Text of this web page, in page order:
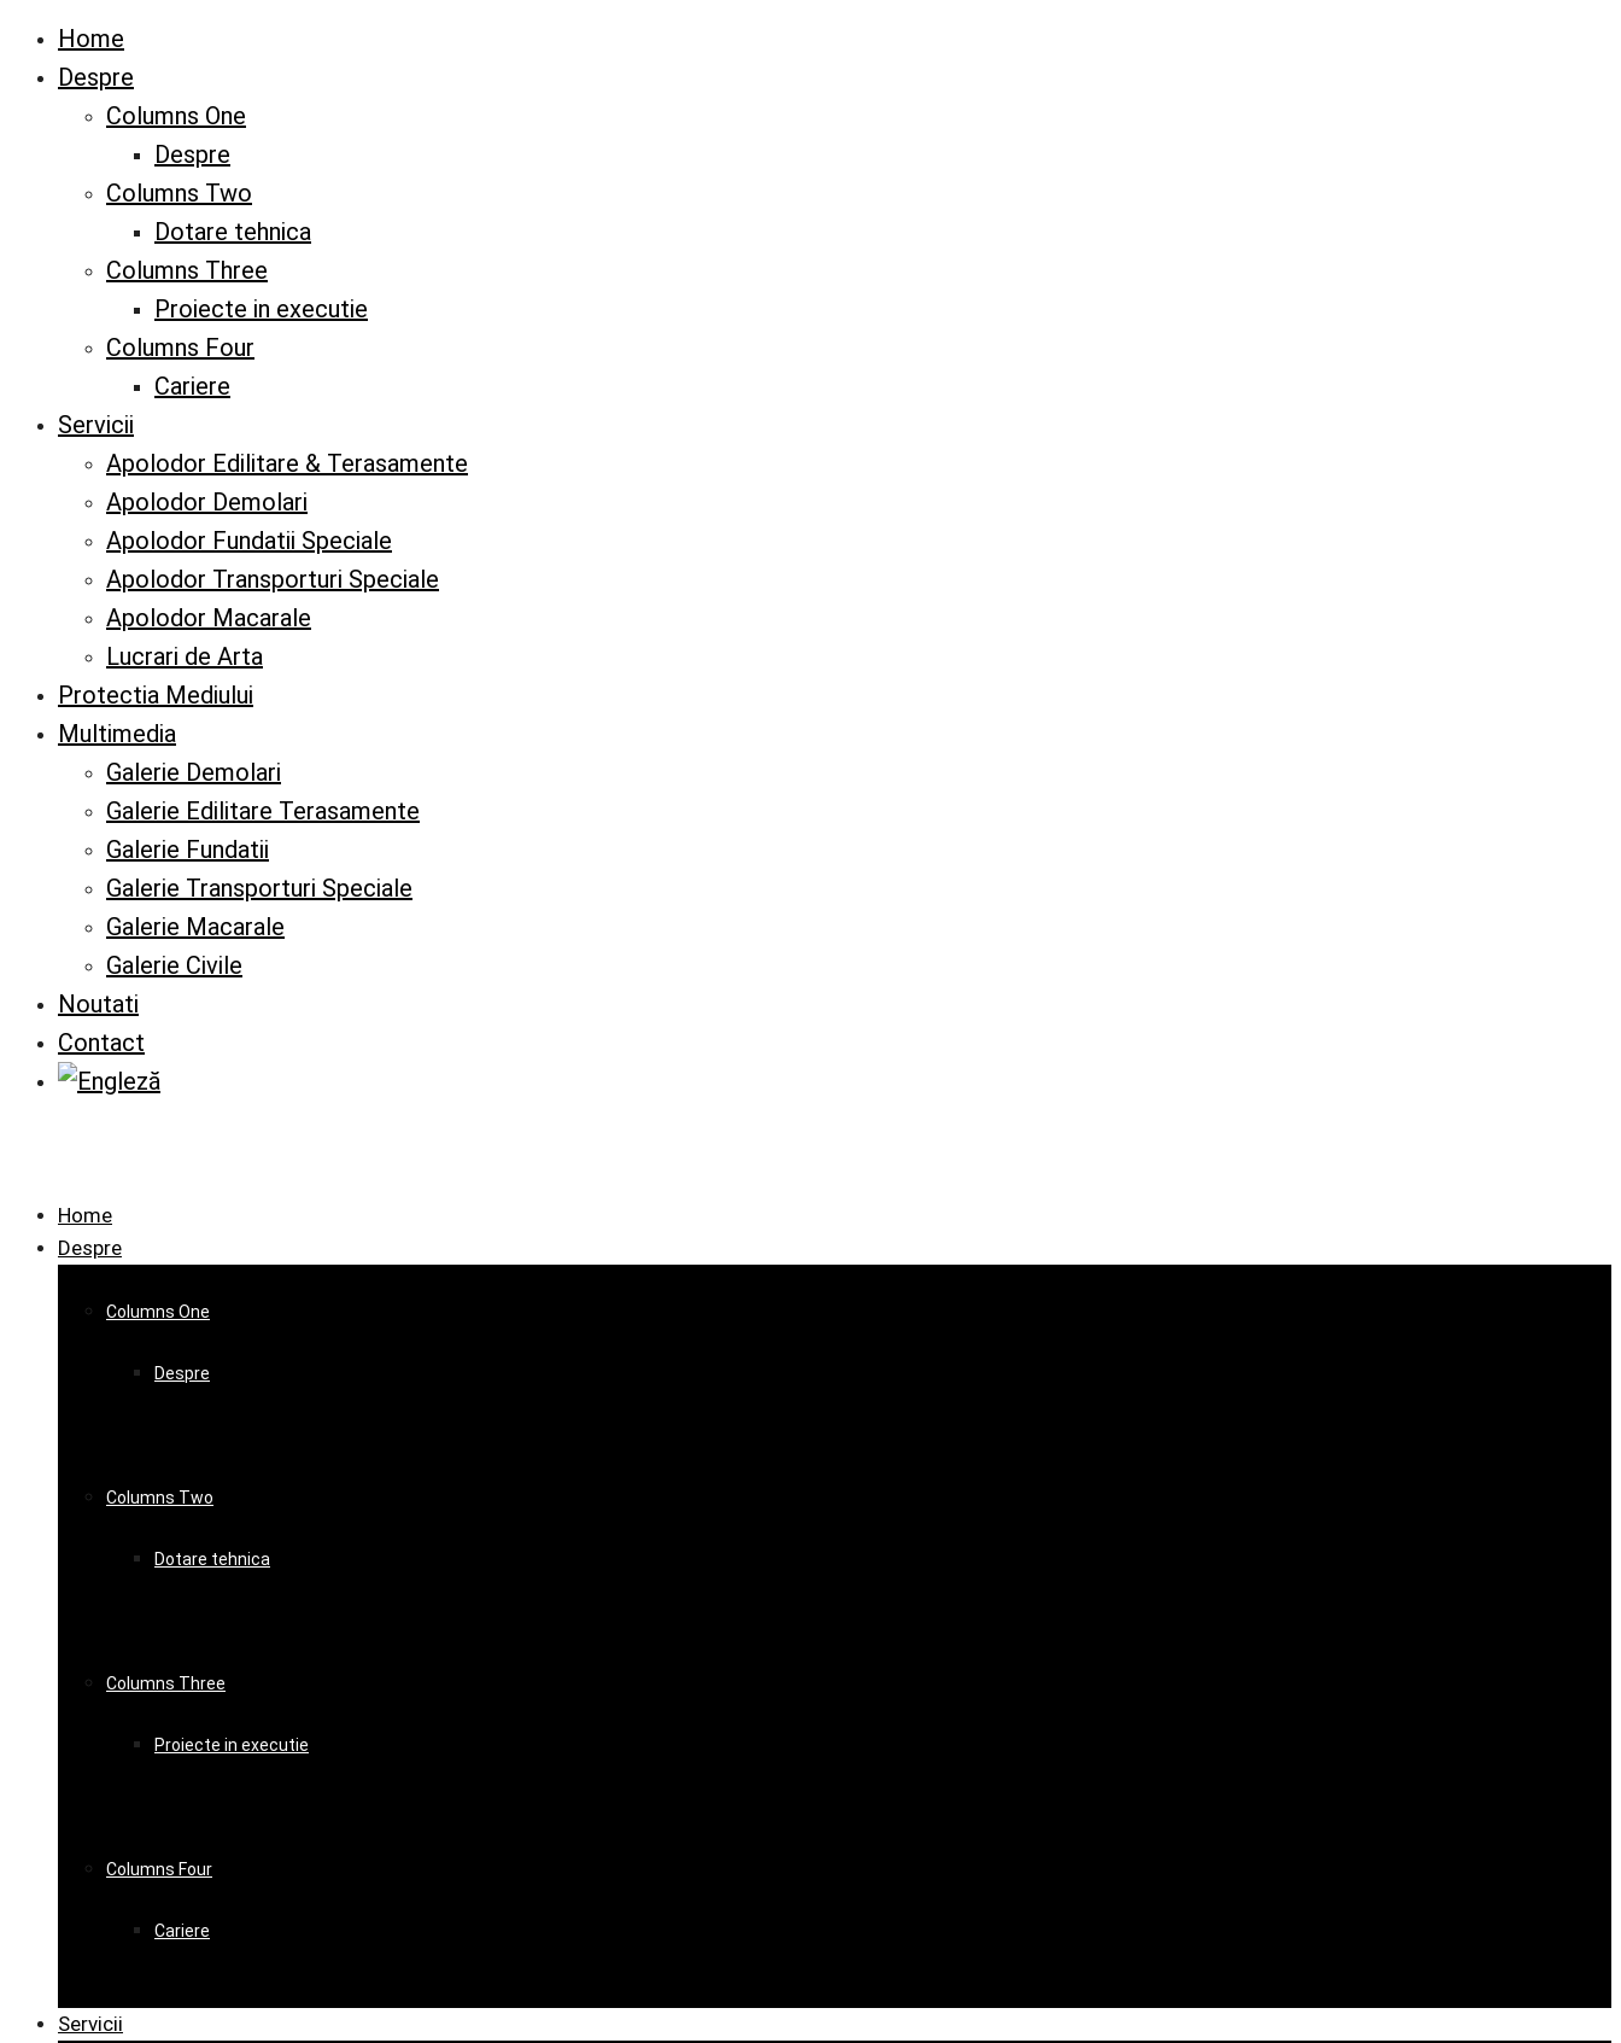
Home
Despre
Columns One
Despre
Columns Two
Dotare tehnica
Columns Three
Proiecte in executie
Columns Four
Cariere
Servicii
Apolodor Edilitare & Terasamente
Apolodor Demolari
Apolodor Fundatii Speciale
Apolodor Transporturi Speciale
Apolodor Macarale
Lucrari de Arta
Protectia Mediului
Multimedia
Galerie Demolari
Galerie Edilitare Terasamente
Galerie Fundatii
Galerie Transporturi Speciale
Galerie Macarale
Galerie Civile
Noutati
Contact
Home
Despre
Columns One
Despre
Columns Two
Dotare tehnica
Columns Three
Proiecte in executie
Columns Four
Cariere
Servicii